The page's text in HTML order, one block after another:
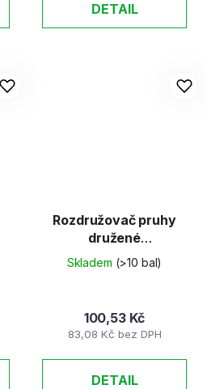
DETAIL
Rozdružovač pruhy
družené
4x25ks/240x105mm
Skladem (>10 bal)
83,08 Kč bez DPH
100,53 Kč
DETAIL